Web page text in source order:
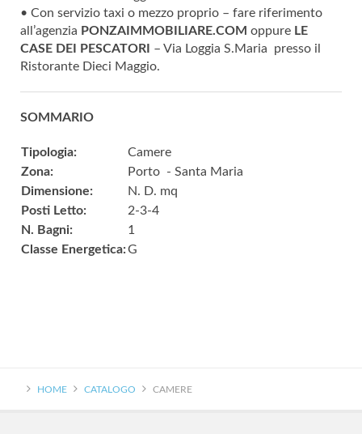
• Con servizio taxi o mezzo proprio – fare riferimento
all’agenzia PONZAIMMOBILIARE.COM oppure LE
CASE DEI PESCATORI
– Via Loggia S.Maria presso il
Ristorante Dieci Maggio.
SOMMARIO
Tipologia:
Camere
Zona:
Porto - Santa Maria
Dimensione:
N. D. mq
Posti Letto:
2-3-4
N. Bagni:
1
Classe Energetica:G
HOME CATALOGO CAMERE